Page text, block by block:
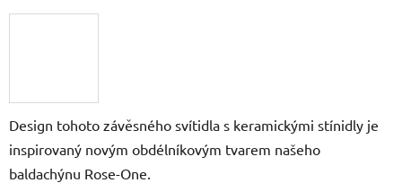
Design tohoto závěsného svítidla s keramickými stínidly je
inspirovaný novým obdélníkovým tvarem našeho
baldachýnu Rose-One.